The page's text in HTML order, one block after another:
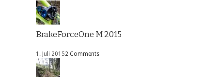
BrakeForceOne M 2015
1. Juli 20152 Comments